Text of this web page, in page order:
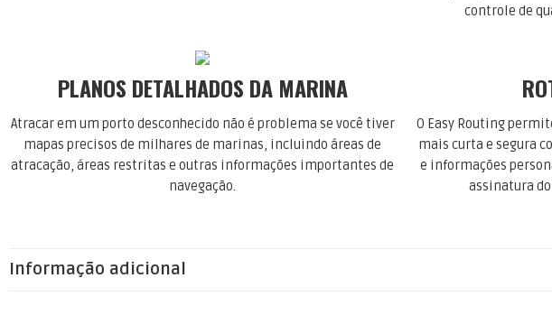
controle de
PLANOS DETALHADOS DA MARINA
Atracar em um porto desconhecido não é problema se você tiver
mapas precisos de milhares de marinas, incluindo áreas de
atracação, áreas restritas e outras informações importantes de
navegação.
O Easy Routing
mais curta e segura
e informações
assinatura
Informação adicional